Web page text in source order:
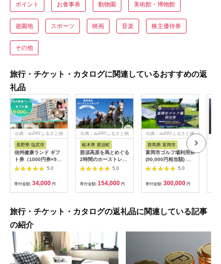
ポイント お食事券 動物園 美術館・博物館
遊園地 スポーツ 映画 音楽 株主優待券
その他
旅行・チケット・カタログに関連しているおすすめの返
礼品
出典：auPAYふるさと納
長野県 塩尻市
信州健康ランド ギフ
ト券（1000円券×9
枚） | 信州健康ランド
サウナ 大浴場 ボディ
ケア リラクゼーショ
ン 施設 宿泊 家族連れ
長野県 塩尻市
5.0
寄付金額: 34,000 円
出典：auPAYふるさと納
栃木県 那須町
那須高原を馬とめぐる
2時間のホーストレッ
キング 外乗ペア利用
券【平日限定】チケッ
ト 利用券 ペア 体験
乗馬 初心者歓迎〔P-
100〕
5.0
寄付金額: 154,000 円
出典：auPAYふるさと納
群馬県 富岡市
富岡市ゴルフ場利用券
(90,000円相当額) ゴ
ルフ チケット 平日 土
日 祝日 プレー券 関東
群馬県 首都圏 F20E-
350
5.0
寄付金額: 300,000 円
旅行・チケット・カタログの返礼品に関連している記事
の紹介